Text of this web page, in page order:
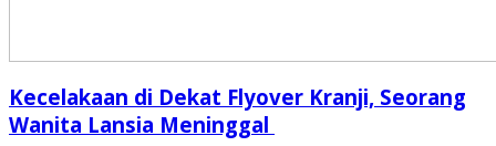
Kecelakaan di Dekat Flyover Kranji, Seorang
Wanita Lansia Meninggal